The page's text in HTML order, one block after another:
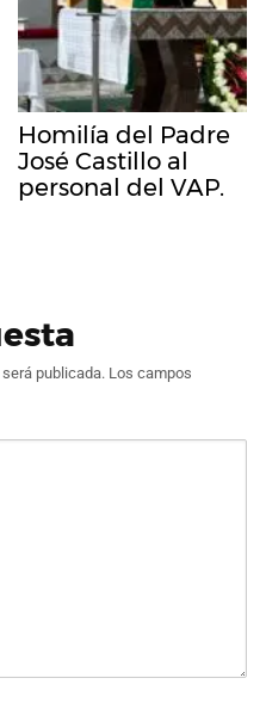
Homilía del Padre
José Castillo al
personal del VAP.
publicada. Los campos